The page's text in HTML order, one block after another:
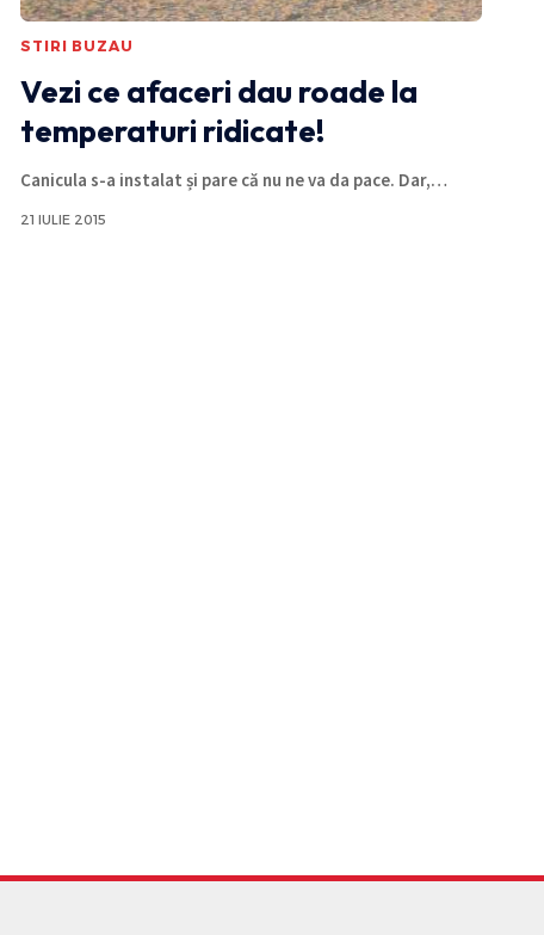
STIRI BUZAU
Vezi ce afaceri dau roade la
temperaturi ridicate!
Canicula s-a instalat și pare că nu ne va da pace. Dar,…
21 IULIE 2015